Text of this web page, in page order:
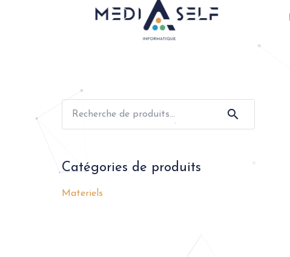
Catégories de produits
Materiels